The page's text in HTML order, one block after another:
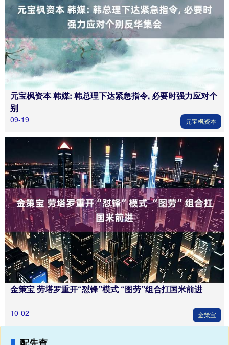
元宝枫资本 韩媒: 韩总理下达紧急指令, 必要时强力应对个
别
09-19 元宝枫资本
金策宝 劳塔罗重开“怼锋”模式 “图劳”组合扛国米前进
10-02 金策宝